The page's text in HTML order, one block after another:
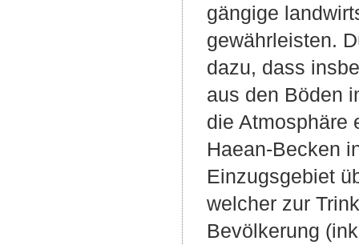
gängige
gewährleisten.
dazu, dass
aus den Böden
die Atmosphäre
Haean-Becken
Einzugsgebiet
welcher zur
Bevölkerung